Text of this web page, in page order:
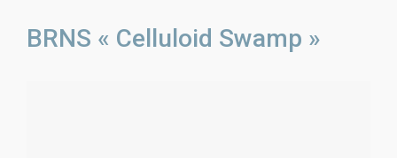
BRNS « Celluloid Swamp »